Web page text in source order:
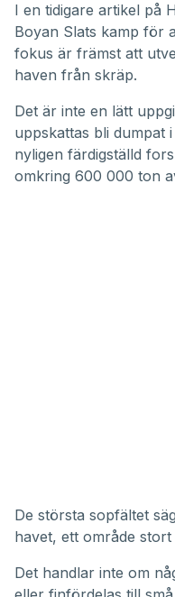
I en tidigare artikel på
Boyan Slats kamp för
fokus är främst att
haven från skräp.
Det är inte en lätt
uppskattas bli dumpat
nyligen färdigställd
omkring 600 000 ton
De största sopfältet
havet, ett område stort
Det handlar inte om